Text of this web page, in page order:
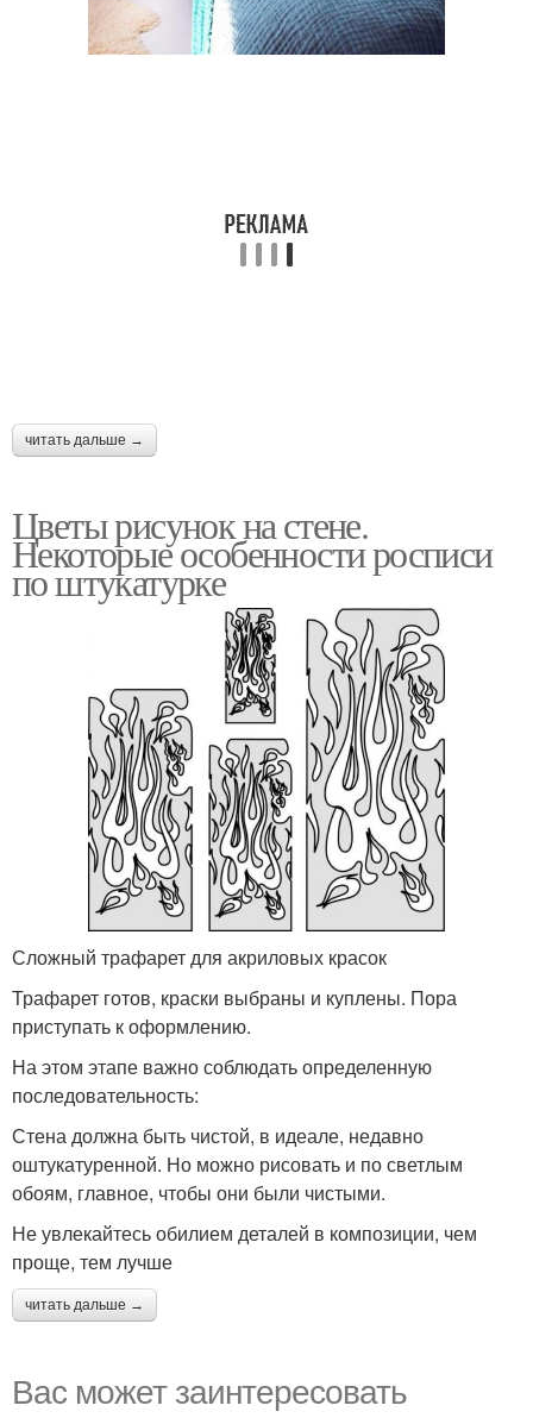
читать дальше →
Цветы рисунок на стене.
Некоторые особенности росписи
по штукатурке
Сложный трафарет для акриловых красок
Трафарет готов, краски выбраны и куплены. Пора
приступать к оформлению.
На этом этапе важно соблюдать определенную
последовательность:
Стена должна быть чистой, в идеале, недавно
оштукатуренной. Но можно рисовать и по светлым
обоям, главное, чтобы они были чистыми.
Не увлекайтесь обилием деталей в композиции, чем
проще, тем лучше
читать дальше →
Вас может заинтересовать